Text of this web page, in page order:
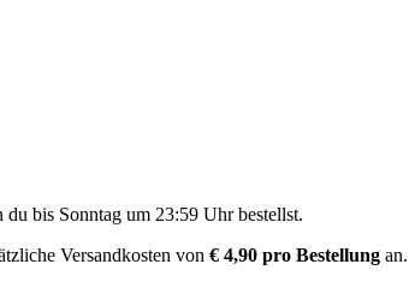
du bis Sonntag um 23:59 Uhrbestellst.
Versandkosten von € 4,90 pro Bestellung an.